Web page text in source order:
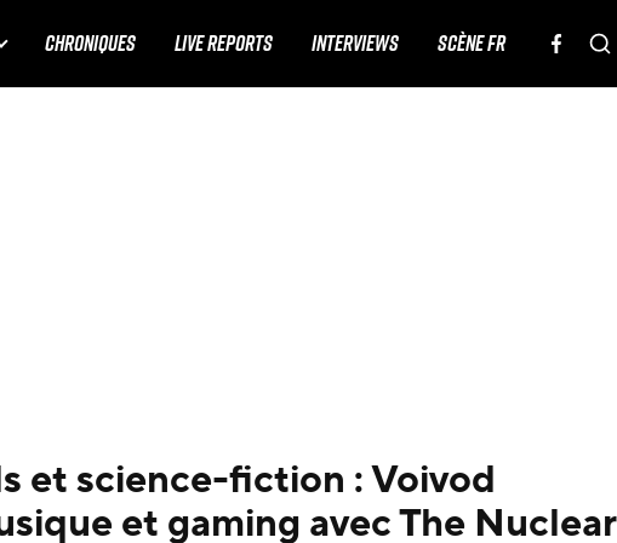
CHRONIQUES LIVE REPORTS INTERVIEWS SCÈNE FR
et science-fiction : Voivod
et gaming avec The Nuclear